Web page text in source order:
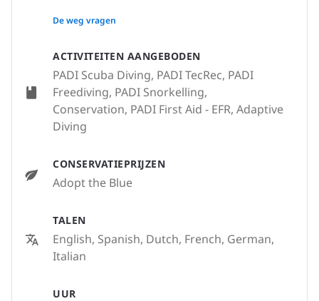
ACTIVITEITEN AANGEBODEN
PADI Scuba Diving, PADI TecRec, PADI
Freediving, PADI Snorkelling,
Conservation, PADI First Aid - EFR, Adaptive
Diving
CONSERVATIEPRIJZEN
Adopt the Blue
TALEN
English, Spanish, Dutch, French, German,
Italian
UUR
None
De weg vragen